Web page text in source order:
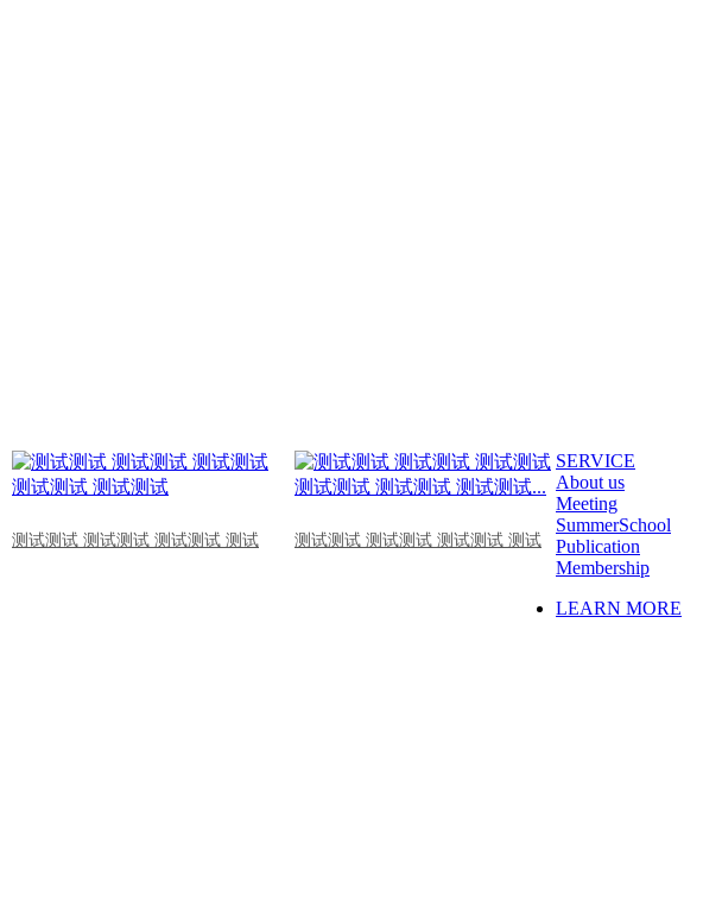
测试测试 测试测试 测试测试 测试 测试测试 测试测试 测试测试 测试
SERVICE
About us
Meeting
SummerSchool
Publication
Membership
LEARN MORE